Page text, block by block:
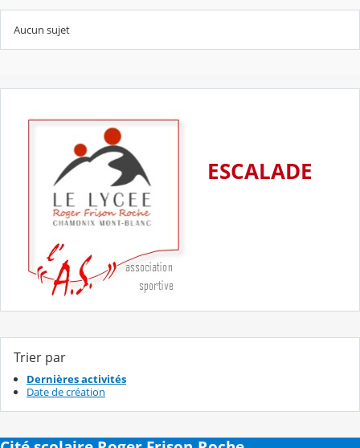
Aucun sujet
ESCALADE
Trier par
Dernières activités
Date de création